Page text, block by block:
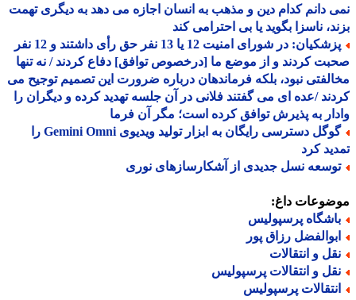
دانم کدام دین و مذهب به انسان اجازه می دهد به دیگری تهمت
ناسزا بگوید یا بی احترامی کند
پزشکیان: در شورای امنیت 12 یا 13 نفر حق رأی داشتند و 12 نفر
کردند و از موضع ما [درخصوص توافق] دفاع کردند / نه تنها
نبود، بلکه فرماندهان درباره ضرورت این تصمیم توجیح می
/عده ای می گفتند فلانی در آن جلسه تهدید کرده و دیگران را
به پذیرش توافق کرده است؛ مگر آن فرما
گوگل دسترسی رایگان به ابزار تولید ویدیوی Gemini Omni را
کرد
نسل جدیدی از آشکارسازهای نوری
داغ:
پرسپولیس
رزاق پور
و انتقالات
و انتقالات پرسپولیس
پرسپولیس